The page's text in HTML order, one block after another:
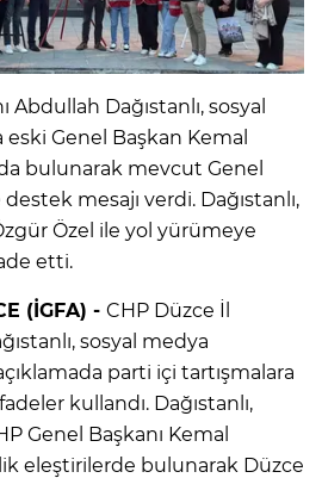
Abdullah Dağıstanlı, sosyal
eski Genel Başkan Kemal
bulunarak mevcut Genel
mesajı verdi. Dağıstanlı,
Özel ile yol yürümeye
etti.
(İGFA) - CHP Düzce İl
sosyal medya
parti içi tartışmalara
kullandı. Dağıstanlı,
Genel Başkanı Kemal
eleştirilerde bulunarak Düzce